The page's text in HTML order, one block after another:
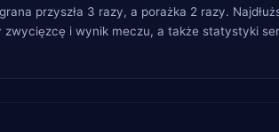
przyszła 3 razy, a porażka 2 razy.
zwycięzcę i wynik meczu, a także statystyki